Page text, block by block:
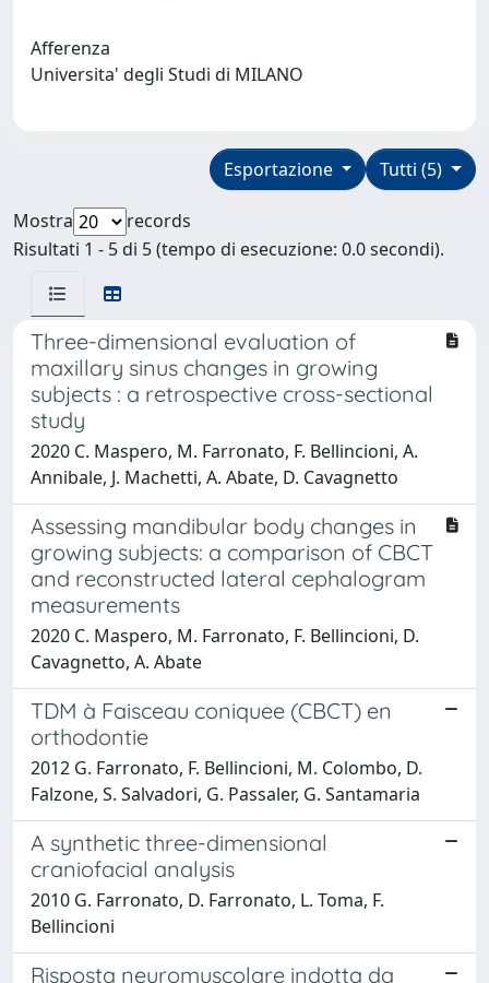
Afferenza
Universita' degli Studi di MILANO
Tutti (5)
Esportazione
Mostra
records
Risultati 1 - 5 di 5 (tempo di esecuzione: 0.0 secondi).
Three-dimensional evaluation of
maxillary sinus changes in growing
subjects : a retrospective cross-sectional
study
2020 C. Maspero, M. Farronato, F. Bellincioni, A.
Annibale, J. Machetti, A. Abate, D. Cavagnetto
Assessing mandibular body changes in
growing subjects: a comparison of CBCT
and reconstructed lateral cephalogram
measurements
2020 C. Maspero, M. Farronato, F. Bellincioni, D.
Cavagnetto, A. Abate
TDM à Faisceau coniquee (CBCT) en
orthodontie
2012 G. Farronato, F. Bellincioni, M. Colombo, D.
Falzone, S. Salvadori, G. Passaler, G. Santamaria
A synthetic three-dimensional
craniofacial analysis
2010 G. Farronato, D. Farronato, L. Toma, F.
Bellincioni
Risposta neuromuscolare indotta da